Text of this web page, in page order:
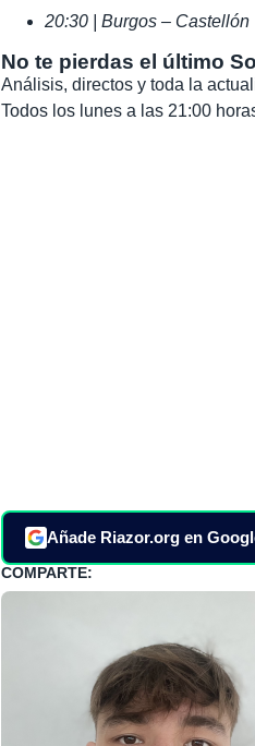
20:30 | Burgos – Castellón
No te pierdas el último
Análisis, directos y toda la
Todos los lunes a las 21:00
Añade Riazor.org en
COMPARTE: